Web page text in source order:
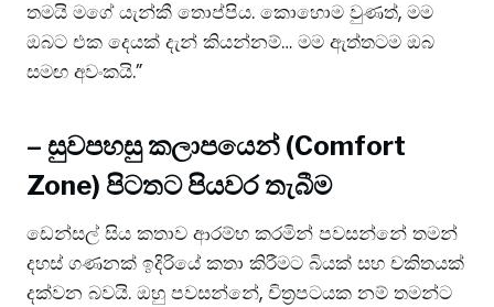
තමයි මගේ යැන්කී තොප්පිය. කොහොම වුණත්, මම
ඔබට එක දෙයක් දැන් කියන්නම්… මම ඇත්තටම ඔබ
සමඟ අවංකයි.”
– සුවපහසු කලාපයෙන් (Comfort
Zone) පිටතට පියවර තැබීම
ඩෙන්සල් සිය කතාව ආරම්භ කරමින් පවසන්නේ තමන්
දහස් ගණනක් ඉදිරියේ කතා කිරීමට බියක් සහ චකිතයක්
දක්වන බවයි. ඔහු පවසන්නේ, චිත්‍රපටයක නම් තමන්ට